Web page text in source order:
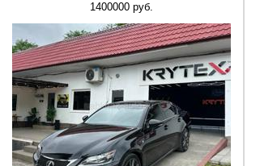
1400000 руб.